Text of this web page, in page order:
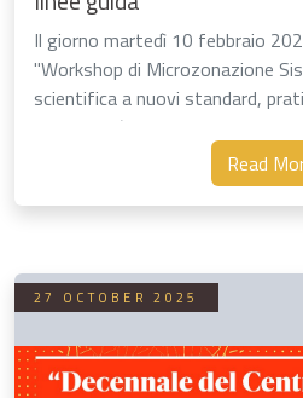
Il giorno martedì 10 febbraio
"Workshop di Microzonazione
scientifica a nuovi standard,
l' Università degli …
Read
27 OCTOBER 2025